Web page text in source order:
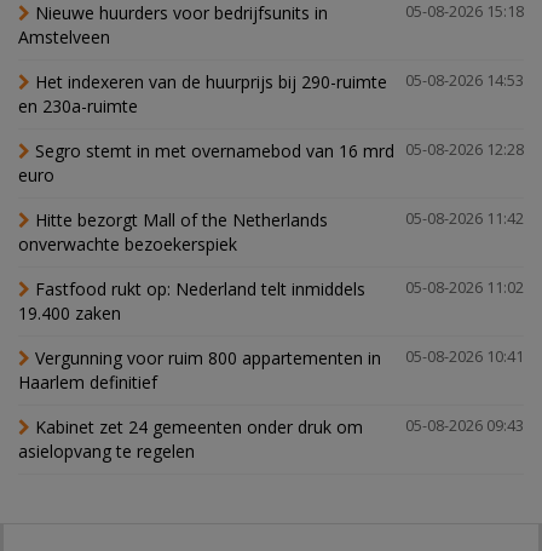
05-08-2026 15:18
Nieuwe huurders voor bedrijfsunits in
Amstelveen
05-08-2026 14:53
Het indexeren van de huurprijs bij 290-ruimte
en 230a-ruimte
05-08-2026 12:28
Segro stemt in met overnamebod van 16 mrd
euro
05-08-2026 11:42
Hitte bezorgt Mall of the Netherlands
onverwachte bezoekerspiek
05-08-2026 11:02
Fastfood rukt op: Nederland telt inmiddels
19.400 zaken
05-08-2026 10:41
Vergunning voor ruim 800 appartementen in
Haarlem definitief
05-08-2026 09:43
Kabinet zet 24 gemeenten onder druk om
asielopvang te regelen